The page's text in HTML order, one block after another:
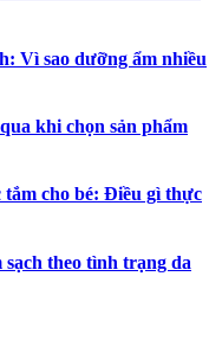
Vì sao dưỡng ẩm nhiều
khi chọn sản phẩm
cho bé: Điều gì thực
theo tình trạng da